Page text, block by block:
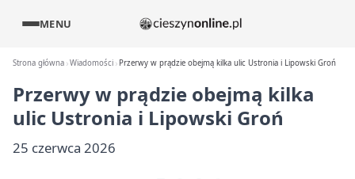
MENU
Strona główna Wiadomości Przerwy w prądzie obejmą kilka ulic Ustronia i Lipowski Groń
Przerwy w prądzie obejmą kilka
ulic Ustronia i Lipowski Groń
25 czerwca 2026